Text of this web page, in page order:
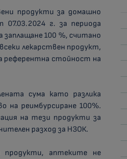
продукти за домашно
г. за периода
заплащане 100 %, считано
лекарствен продукт,
референтна стойност на
сума като разлика
на реимбурсиране 100%.
на тези продукти за
разход за НЗОК.
продукти, аптеките не